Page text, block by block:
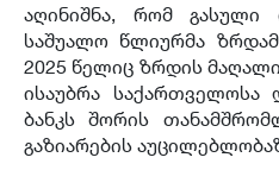
აღინიშნა, რომ გასული
საშუალო წლიურმა ზრდამ
2025 წელიც ზრდის
ისაუბრა საქართველოსა
ბანკს შორის
გაზიარების